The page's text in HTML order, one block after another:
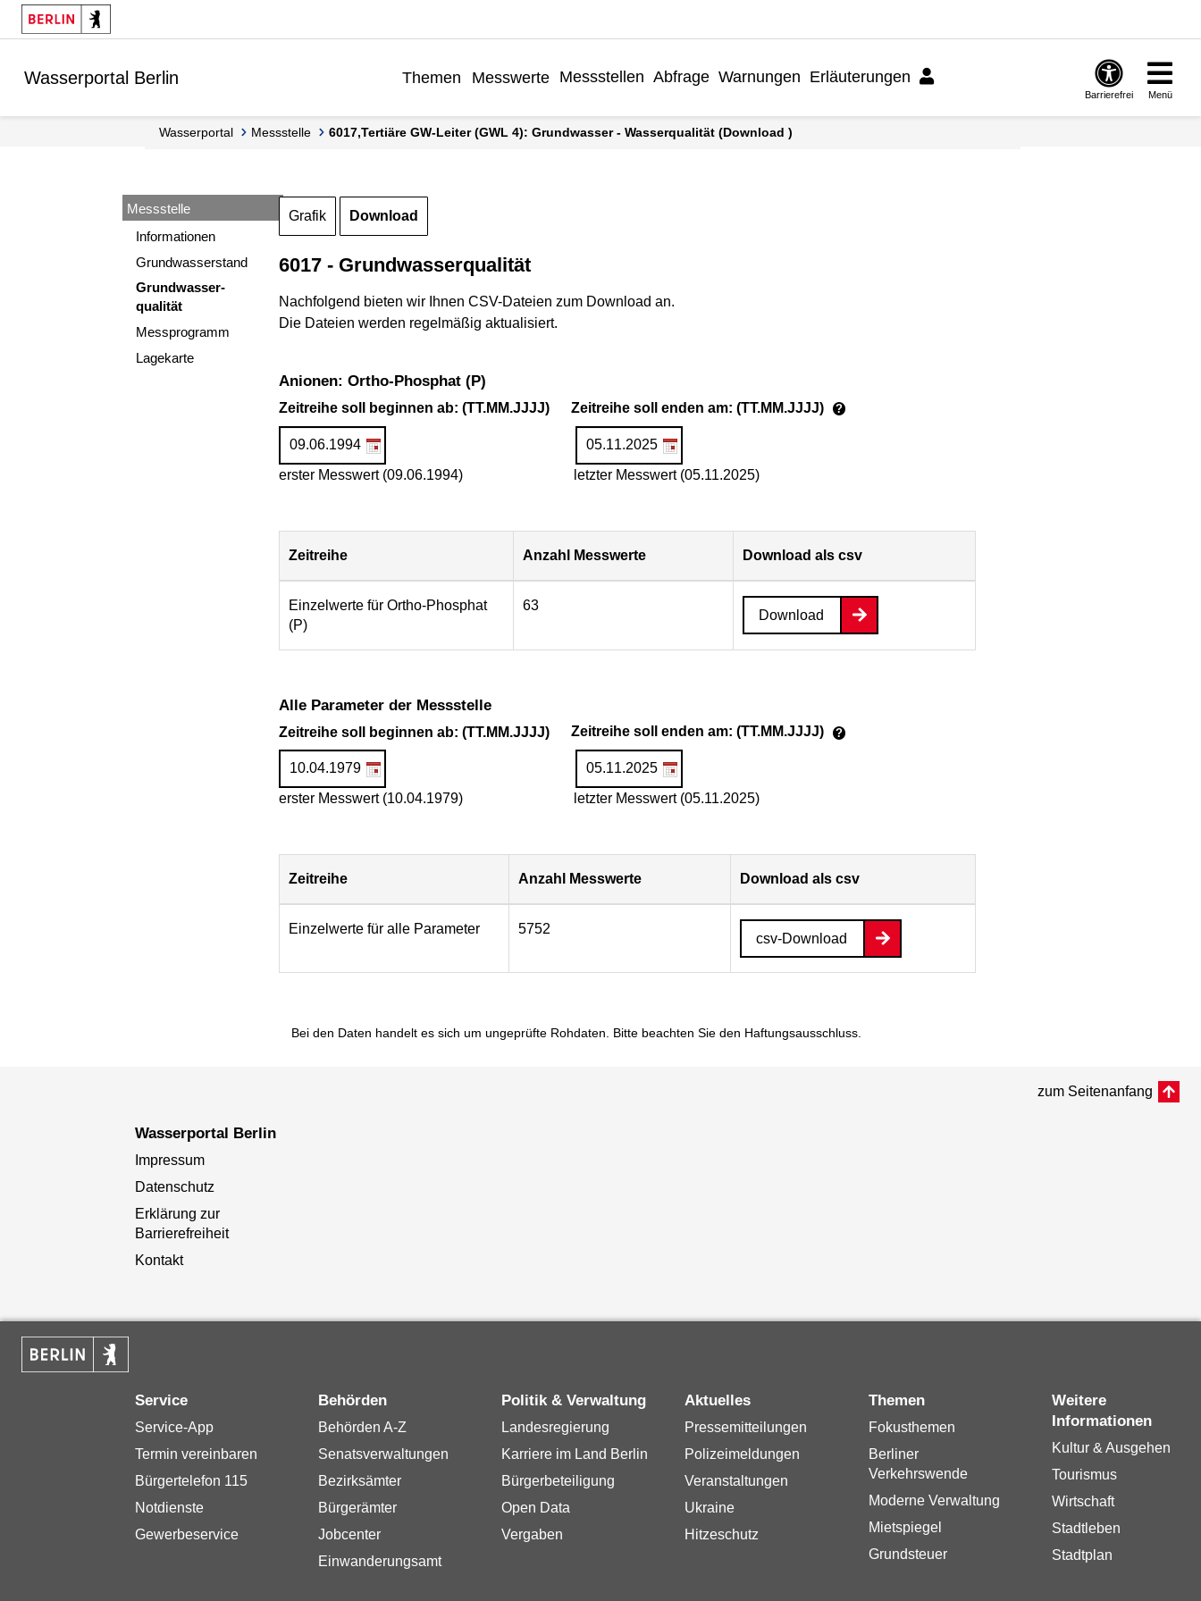
Springe zur Navigation
Springe zum Inhalt
Wasserportal Berlin Themen Messwerte Messstellen Abfrage Warnungen Erläuterungen
Barrierefrei Menü
Wasserportal Messstelle 6017,Tertiäre GW-Leiter (GWL 4): Grundwasser - Wasserqualität (Download )
Messstelle
Informationen
Grundwasserstand
Grundwasser-
qualität
Messprogramm
Lagekarte
Grafik Download
6017 - Grundwasserqualität
Nachfolgend bieten wir Ihnen CSV-Dateien zum Download an.
Die Dateien werden regelmäßig aktualisiert.
Anionen: Ortho-Phosphat (P)
Zeitreihe soll beginnen ab: (TT.MM.JJJJ) Zeitreihe soll enden am: (TT.MM.JJJJ) ?
erster Messwert (09.06.1994) letzter Messwert (05.11.2025)
Zeitreihe Anzahl Messwerte Download als csv
Einzelwerte für Ortho-Phosphat
(P)
63
Download
Alle Parameter der Messstelle
Zeitreihe soll beginnen ab: (TT.MM.JJJJ) Zeitreihe soll enden am: (TT.MM.JJJJ) ?
erster Messwert (10.04.1979) letzter Messwert (05.11.2025)
Zeitreihe Anzahl Messwerte Download als csv
Einzelwerte für alle Parameter 5752
csv-Download
Bei den Daten handelt es sich um ungeprüfte Rohdaten. Bitte beachten Sie den Haftungsausschluss.
zum Seitenanfang
Wasserportal Berlin
Impressum
Datenschutz
Erklärung zur
Barrierefreiheit
Kontakt
Service
Service-App
Termin vereinbaren
Bürgertelefon 115
Notdienste
Gewerbeservice
Behörden
Behörden A-Z
Senatsverwaltungen
Bezirksämter
Bürgerämter
Jobcenter
Einwanderungsamt
Politik & Verwaltung
Landesregierung
Karriere im Land Berlin
Bürgerbeteiligung
Open Data
Vergaben
Aktuelles
Pressemitteilungen
Polizeimeldungen
Veranstaltungen
Ukraine
Hitzeschutz
Themen
Fokusthemen
Berliner
Verkehrswende
Moderne Verwaltung
Mietspiegel
Grundsteuer
Weitere
Informationen
Kultur & Ausgehen
Tourismus
Wirtschaft
Stadtleben
Stadtplan